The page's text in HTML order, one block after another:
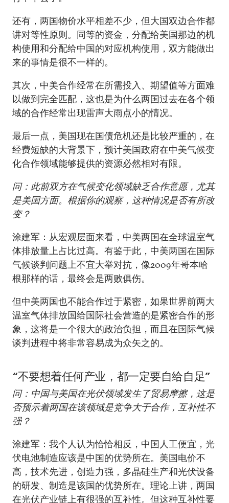
还有，两国物价水平相差不少，但大国双边合作都
讲对等性原则。同等的资金，分配给美国那边的机
构使用和分配给中国的对应机构使用，双方能做出
来的事情是很不一样的。
其次，中美合作经常在所需投入、期望值等方面难
以做到完全匹配，这也是为什么两国过去在各个领
域的合作经常出现雷声大雨点小的情况。
最后一点，美国现在国债危机还是比较严重的，在
经费短缺的大背景下，预计美国政府在中美气候变
化合作领域能够提供的资源必然相对有限。
问：此前双方在气候变化领域缺乏合作意愿，尤其
是美国方面。根据你的观察，这种情况是否有所改
变？
涂建军：从宏观层面来看，中美两国在全球温室气
体排放量上占比过高。有鉴于此，中美两国在国际
气候谈判问题上不宜大举对抗，像2009年哥本哈
根那样的话，最终会是两败俱伤。
但中美两国也不能合作过于紧密，如果世界前两大
温室气体排放国给国际社会营造的是紧密合作的形
象，这将是一个很大的政治负担，而且在国际气候
谈判进程中将非常容易成为众矢之的。
“不要想着任何产业，都一定要自给自足”
问：中国与美国在光伏领域发生了贸易摩擦，这是
否预示着两国在该领域是竞争大于合作，互补性不
强？
涂建军：我个人认为恰恰相反，中国人工便宜，光
伏电池制造应该是中国的优势所在。美国电价不
高，技术先进，创造力强，多晶硅生产和光伏设备
的研发、制造是该国的优势所在。理论上讲，两国
在光伏产业链上有很强的互补性。但这种互补性要